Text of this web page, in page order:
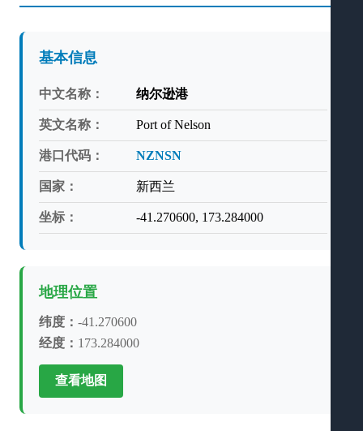
基本信息
中文名称： 纳尔逊港
英文名称： Port of Nelson
港口代码： NZNSN
国家： 新西兰
坐标： -41.270600, 173.284000
地理位置
纬度： -41.270600
经度： 173.284000
查看地图